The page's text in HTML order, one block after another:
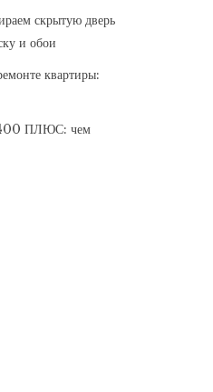
скрытую дверь
и обои
квартиры:
ПЛЮС: чем